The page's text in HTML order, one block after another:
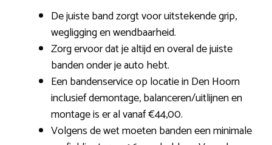
De juiste band zorgt voor uitstekende grip,
wegligging en wendbaarheid.
Zorg ervoor dat je altijd en overal de juiste
banden onder je auto hebt.
Een bandenservice op locatie in Den Hoorn
inclusief demontage, balanceren/uitlijnen en
montage is er al vanaf €44,00.
Volgens de wet moeten banden een minimale